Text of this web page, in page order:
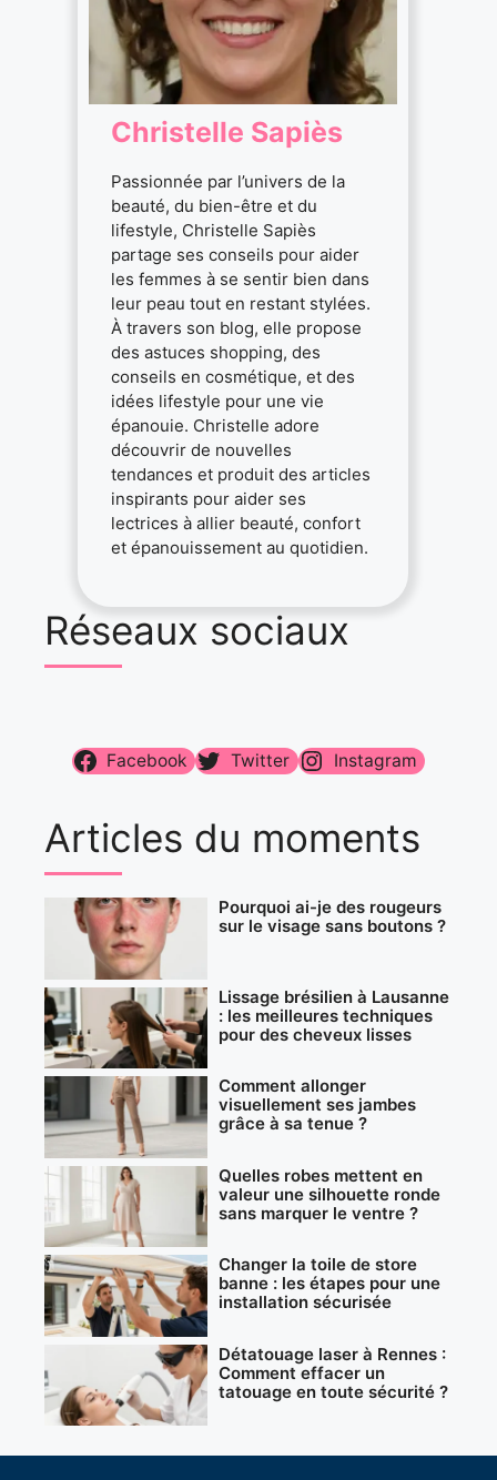
Christelle Sapiès
Passionnée par l’univers de la
beauté, du bien-être et du
lifestyle, Christelle Sapiès
partage ses conseils pour aider
les femmes à se sentir bien dans
leur peau tout en restant stylées.
À travers son blog, elle propose
des astuces shopping, des
conseils en cosmétique, et des
idées lifestyle pour une vie
épanouie. Christelle adore
découvrir de nouvelles
tendances et produit des articles
inspirants pour aider ses
lectrices à allier beauté, confort
et épanouissement au quotidien.
Réseaux sociaux
Facebook Twitter Instagram
Articles du moments
Pourquoi ai-je des rougeurs
sur le visage sans boutons ?
Lissage brésilien à Lausanne
: les meilleures techniques
pour des cheveux lisses
Comment allonger
visuellement ses jambes
grâce à sa tenue ?
Quelles robes mettent en
valeur une silhouette ronde
sans marquer le ventre ?
Changer la toile de store
banne : les étapes pour une
installation sécurisée
Détatouage laser à Rennes :
Comment effacer un
tatouage en toute sécurité ?